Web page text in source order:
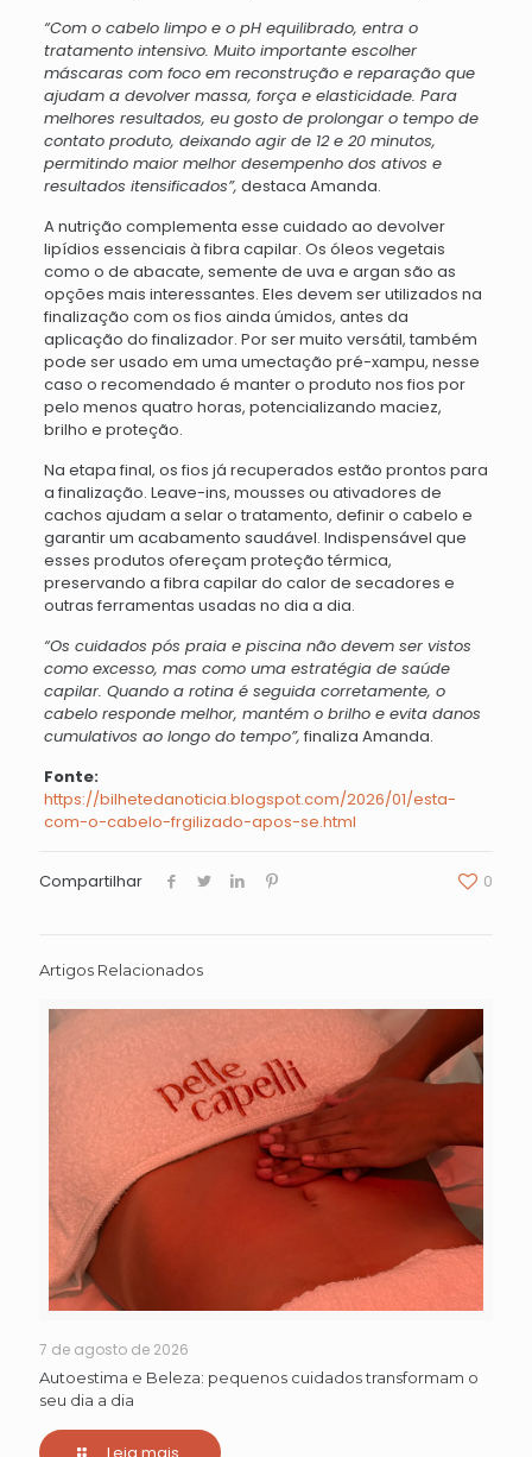
“Com o cabelo limpo e o pH equilibrado, entra o
tratamento intensivo. Muito importante escolher
máscaras com foco em reconstrução e reparação que
ajudam a devolver massa, força e elasticidade. Para
melhores resultados, eu gosto de prolongar o tempo de
contato produto, deixando agir de 12 e 20 minutos,
permitindo maior melhor desempenho dos ativos e
resultados itensificados”, destaca Amanda.
A nutrição complementa esse cuidado ao devolver
lipídios essenciais à fibra capilar. Os óleos vegetais
como o de abacate, semente de uva e argan são as
opções mais interessantes. Eles devem ser utilizados na
finalização com os fios ainda úmidos, antes da
aplicação do finalizador. Por ser muito versátil, também
pode ser usado em uma umectação pré-xampu, nesse
caso o recomendado é manter o produto nos fios por
pelo menos quatro horas, potencializando maciez,
brilho e proteção.
Na etapa final, os fios já recuperados estão prontos para
a finalização. Leave-ins, mousses ou ativadores de
cachos ajudam a selar o tratamento, definir o cabelo e
garantir um acabamento saudável. Indispensável que
esses produtos ofereçam proteção térmica,
preservando a fibra capilar do calor de secadores e
outras ferramentas usadas no dia a dia.
“Os cuidados pós praia e piscina não devem ser vistos
como excesso, mas como uma estratégia de saúde
capilar. Quando a rotina é seguida corretamente, o
cabelo responde melhor, mantém o brilho e evita danos
cumulativos ao longo do tempo”, finaliza Amanda.
Fonte:
https://bilhetedanoticia.blogspot.com/2026/01/esta-
com-o-cabelo-frgilizado-apos-se.html
Compartilhar 0
Artigos Relacionados
7 de agosto de 2026
Autoestima e Beleza: pequenos cuidados transformam o
seu dia a dia